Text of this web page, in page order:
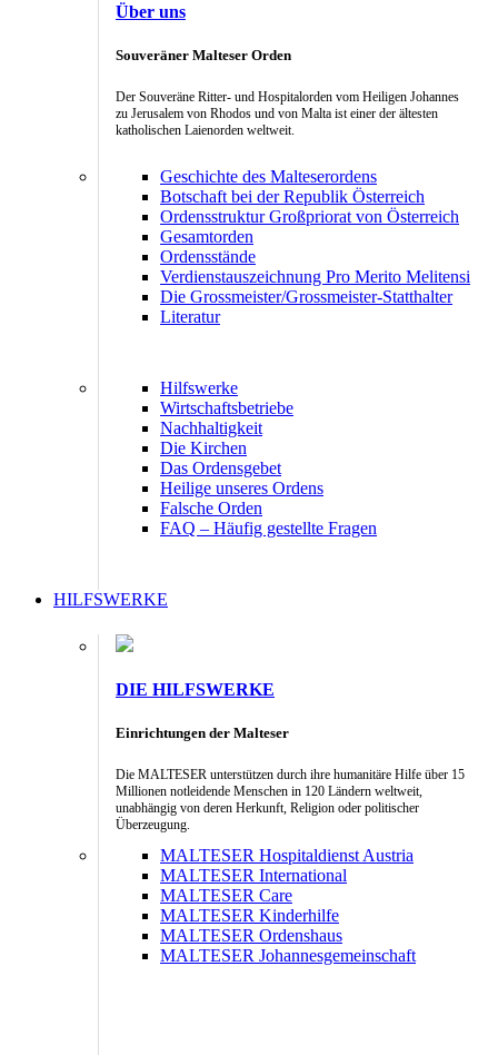
Über uns
Souveräner Malteser Orden
Der Souveräne Ritter- und Hospitalorden vom Heiligen Johannes
zu Jerusalem von Rhodos und von Malta ist einer der ältesten
katholischen Laienorden weltweit.
Geschichte des Malteserordens
Botschaft bei der Republik Österreich
Ordensstruktur Großpriorat von Österreich
Gesamtorden
Ordensstände
Verdienstauszeichnung Pro Merito Melitensi
Die Grossmeister/Grossmeister-Statthalter
Literatur
Hilfswerke
Wirtschaftsbetriebe
Nachhaltigkeit
Die Kirchen
Das Ordensgebet
Heilige unseres Ordens
Falsche Orden
FAQ – Häufig gestellte Fragen
HILFSWERKE
DIE HILFSWERKE
Einrichtungen der Malteser
Die MALTESER unterstützen durch ihre humanitäre Hilfe über 15
Millionen notleidende Menschen in 120 Ländern weltweit,
unabhängig von deren Herkunft, Religion oder politischer
Überzeugung.
MALTESER Hospitaldienst Austria
MALTESER International
MALTESER Care
MALTESER Kinderhilfe
MALTESER Ordenshaus
MALTESER Johannesgemeinschaft